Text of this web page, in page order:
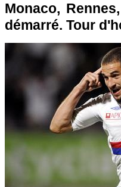
Monaco, Rennes,
démarré. Tour